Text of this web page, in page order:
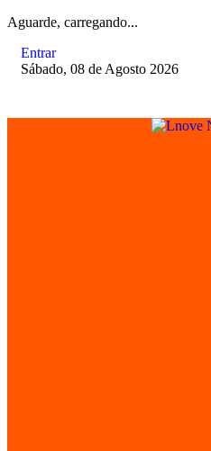
Aguarde, carregando...
Entrar
Sábado, 08 de Agosto 2026